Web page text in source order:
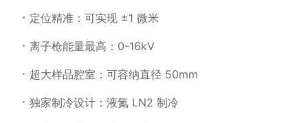
选择。
定位精准：可实现 ±1 微米
离子枪能量最高：0-16kV
超大样品腔室：可容纳直径 50mm
独家制冷设计：液氮 LN2 制冷